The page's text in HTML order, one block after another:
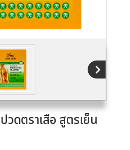
วดตราเสือ สูตรเย็น